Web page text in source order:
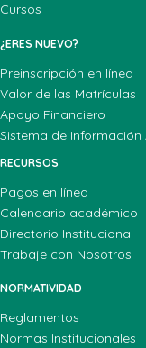
Cursos
¿ERES NUEVO?
Preinscripción en línea
Valor de las Matrículas
Apoyo Financiero
Sistema de
RECURSOS
Pagos en línea
Calendario académico
Directorio Institucional
Trabaje con Nosotros
NORMATIVIDAD
Reglamentos
Normas Institucionales